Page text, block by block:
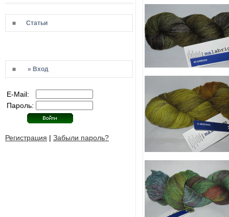
Статьи
» Вход
E-Mail:
Пароль:
Регистрация | Забыли пароль?